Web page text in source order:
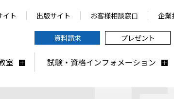
室 試験・資格インフォメーション
企業
イト 出版サイト お客様相談窓口
資料請求 プレゼント